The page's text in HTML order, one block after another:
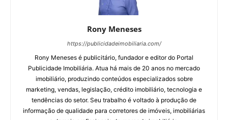
Rony Meneses
https://publicidadeimobiliaria.com/
Rony Meneses é publicitário, fundador e editor do Portal
Publicidade Imobiliária. Atua há mais de 20 anos no mercado
imobiliário, produzindo conteúdos especializados sobre
marketing, vendas, legislação, crédito imobiliário, tecnologia e
tendências do setor. Seu trabalho é voltado à produção de
informação de qualidade para corretores de imóveis, imobiliárias